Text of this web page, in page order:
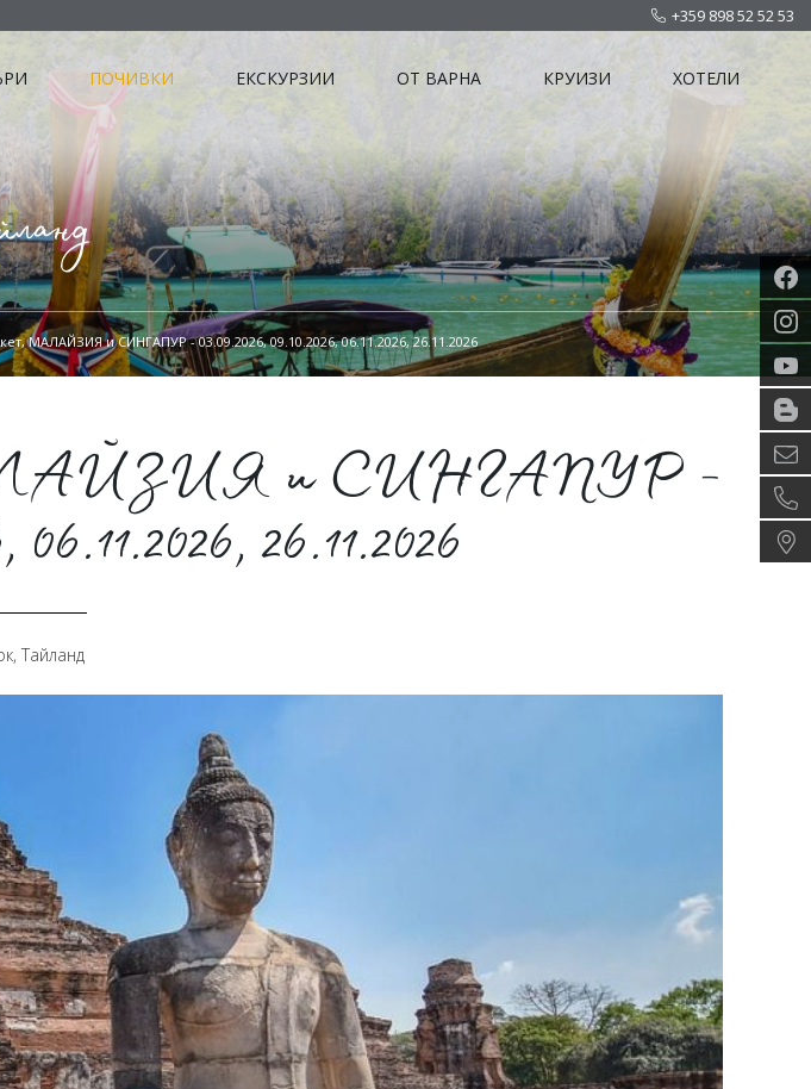
+359 898 52 52 53
ПОЧИВКИ ЕКСКУРЗИИ ОТ ВАРНА КРУИЗИ ХОТЕЛИ
МАЛАЙЗИЯ и СИНГАПУР - 03.09.2026, 09.10.2026, 06.11.2026, 26.11.2026
и СИНГАПУР -
26.11.2026
Тайланд